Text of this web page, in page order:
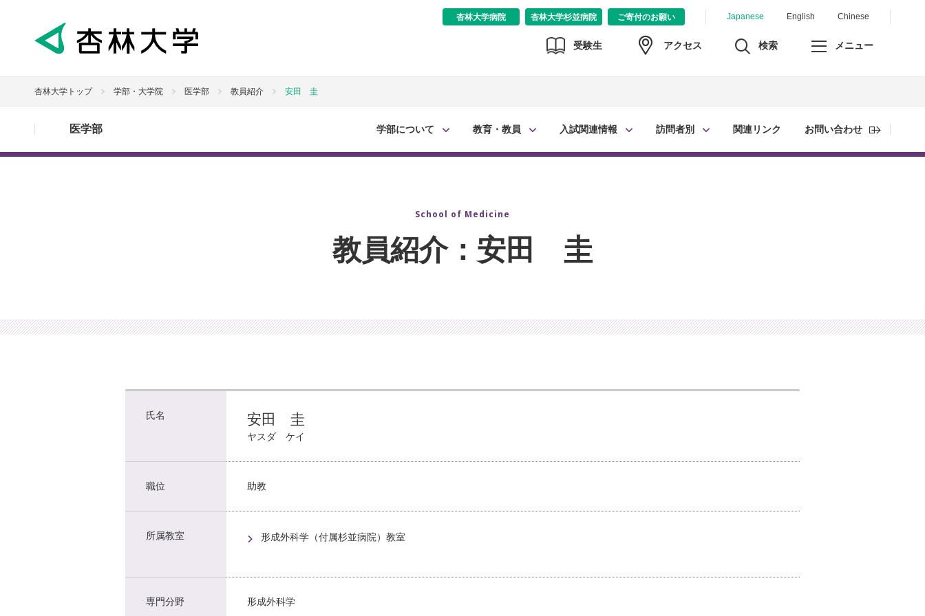
Japanese English Chinese
杏林大学病院 杏林大学杉並病院 ご寄付のお願い
受験生 アクセス 検索 メニュー
杏林大学トップ 学部・大学院 医学部 教員紹介 安田 圭
医学部 学部について 教育・教員 入試関連情報 訪問者別 関連リンク お問い合わせ
School of Medicine
教員紹介：安田 圭
氏名 安田 圭
ヤスダ ケイ
職位 助教
所属教室 形成外科学（付属杉並病院）教室
専門分野 形成外科学